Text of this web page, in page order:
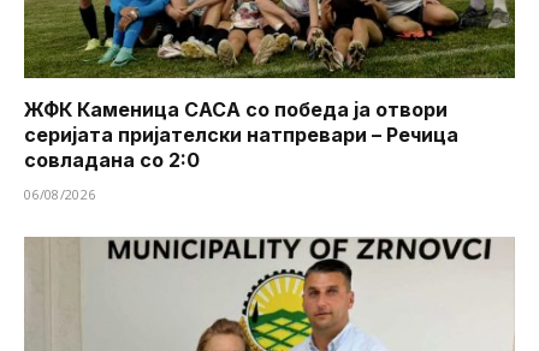
ЖФК Каменица САСА со победа ја отвори
серијата пријателски натпревари – Речица
совладана со 2:0
06/08/2026